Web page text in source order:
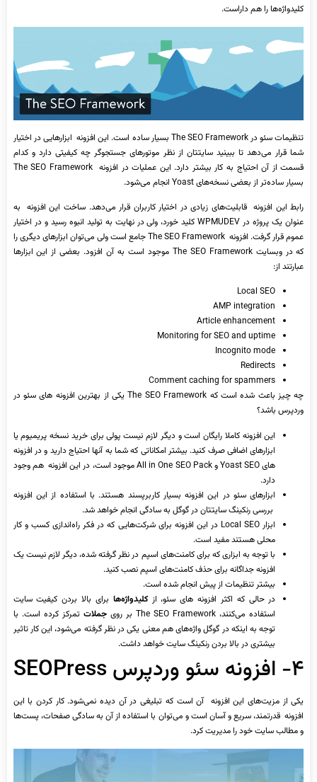
کلیدواژه‌ها را هم داراست.
تنظیمات سئو در The SEO Framework بسیار ساده است. این افزونه ابزارهایی در اختیار
شما قرار می‌دهد تا ببینید سایتتان از نظر موتورهای جستجوگر چه کیفیتی دارد و کدام
قسمت از آن احتیاج به کار بیشتر دارد. این عملیات در افزونه The SEO Framework
بسیار ساده‌تر از بعضی نسخه‌های Yoast انجام می‌شود.
رابط این افزونه قابلیت‌های زیادی در اختیار کاربران قرار می‌دهد. ساخت این افزونه به
عنوان یک پروژه در WPMUDEV کلید خورد، ولی در نهایت به تولید انبوه رسید و در اختیار
عموم قرار گرفت. افزونه The SEO Framework جامع است ولی می‌توان ابزارهای دیگری را
که در وبسایت The SEO Framework موجود است به آن افزود. بعضی از این ابزارها
عبارتند از:
Local SEO
AMP integration
Article enhancement
Monitoring for SEO and uptime
Incognito mode
Redirects
Comment caching for spammers
چه چیز باعث شده است که The SEO Framework یکی از بهترین افزونه ‌های سئو در
وردپرس باشد؟
این افزونه کاملا رایگان است و دیگر لازم نیست پولی برای خرید نسخه پریمیوم یا
ابزارهای اضافی صرف کنید. بیشتر امکاناتی که شما به آنها احتیاج دارید و در افزونه
‌های Yoast SEO و All in One SEO Pack موجود است، در این افزونه هم وجود
دارد.
ابزارهای سئو در این افزونه بسیار کاربرپسند هستند. با استفاده از این افزونه
بررسی رنکینگ سایتتان در گوگل به سادگی انجام خواهد شد.
ابزار Local SEO در این افزونه برای شرکت‌هایی که در فکر راه‌اندازی کسب و کار
محلی هستند مفید است.
با توجه به ابزاری که برای کامنت‌های اسپم در نظر گرفته شده، دیگر لازم نیست یک
افزونه جداگانه برای حذف کامنت‌های اسپم نصب کنید.
بیشتر تنظیمات از پیش انجام شده است.
در حالی که اکثر افزونه ‌های سئو، ازکلیدواژه‌ها برای بالا بردن کیفیت سایت
استفاده می‌کنند، The SEO Framework بر روی
جملات تمرکز کرده است. با
توجه به اینکه در گوگل واژه‌های هم معنی یکی در نظر گرفته می‌شود، این کار تاثیر
بیشتری در بالا بردن رنکینگ سایت خواهد داشت.
۴- افزونه سئو وردپرس SEOPress
یکی از مزیت‌های این افزونه آن است که تبلیغی در آن دیده نمی‌شود. کار کردن با این
افزونه قدرتمند، سریع و آسان است و می‌توان با استفاده از آن به سادگی صفحات، پست‌ها
و مطالب سایت خود را مدیریت کرد.